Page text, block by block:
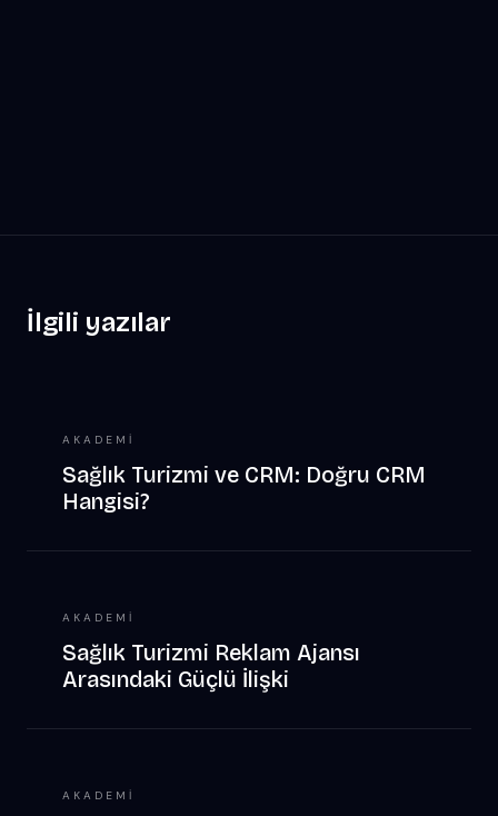
İlgili yazılar
AKADEMI
Sağlık Turizmi ve CRM: Doğru CRM
Hangisi?
AKADEMI
Sağlık Turizmi Reklam Ajansı
Arasındaki Güçlü İlişki
AKADEMI